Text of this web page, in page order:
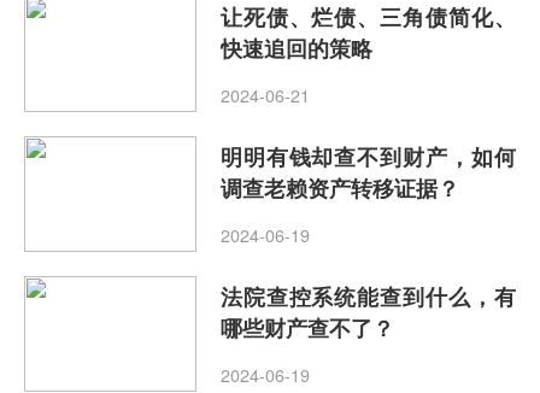
让死债、烂债、三角债简化、
快速追回的策略
2024-06-21
明明有钱却查不到财产，如何
调查老赖资产转移证据？
2024-06-19
法院查控系统能查到什么，有
哪些财产查不了？
2024-06-19